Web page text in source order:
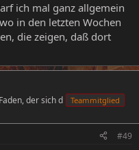
ich mal ganz allgemein
in den letzten Wochen
die zeigen, daß dort
der sich d Teammitglied
#49